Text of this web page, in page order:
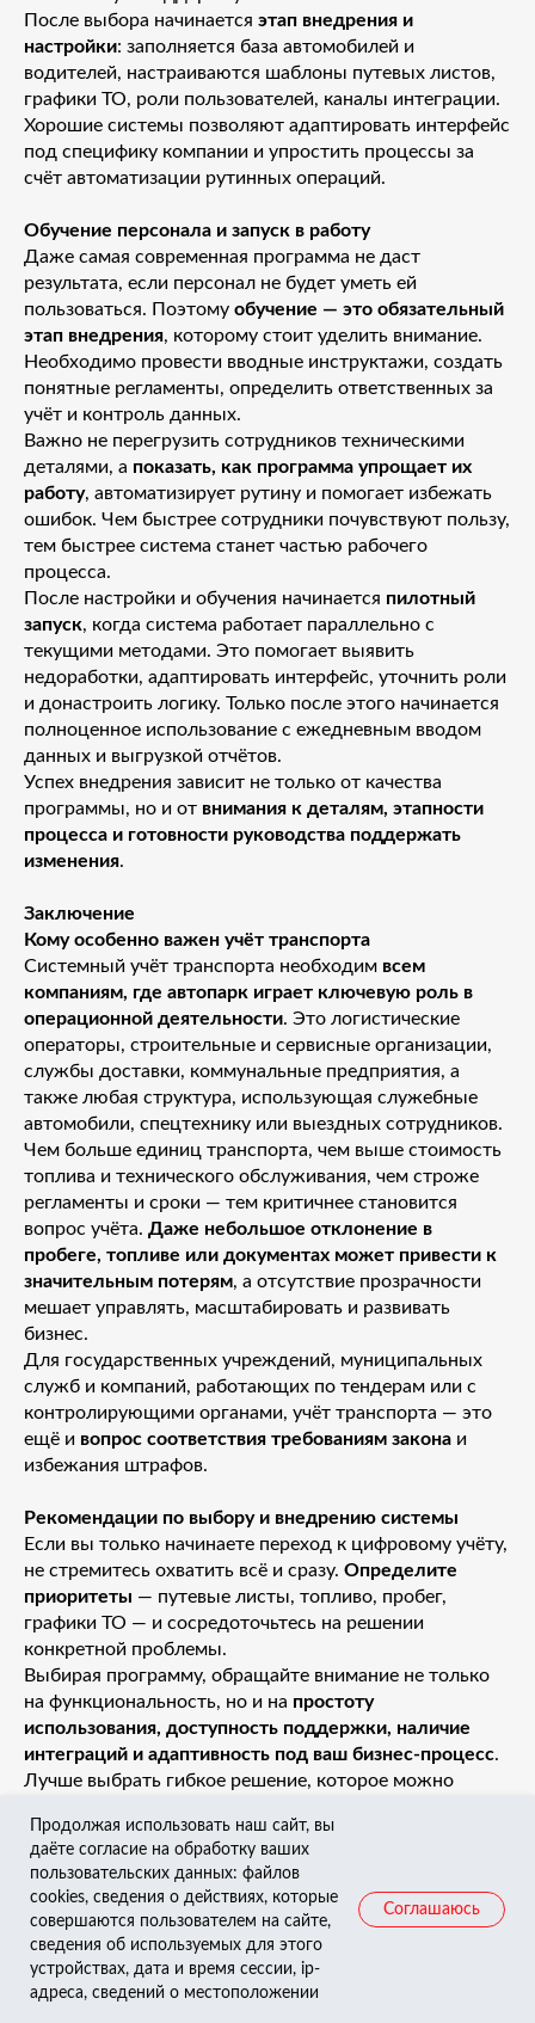
После выбора начинается этап внедрения и
настройки: заполняется база автомобилей и
водителей, настраиваются шаблоны путевых листов,
графики ТО, роли пользователей, каналы интеграции.
Хорошие системы позволяют адаптировать интерфейс
под специфику компании и упростить процессы за
счёт автоматизации рутинных операций.
Обучение персонала и запуск в работу
Даже самая современная программа не даст
результата, если персонал не будет уметь ей
пользоваться. Поэтому обучение — это обязательный
этап внедрения, которому стоит уделить внимание.
Необходимо провести вводные инструктажи, создать
понятные регламенты, определить ответственных за
учёт и контроль данных.
Важно не перегрузить сотрудников техническими
деталями, а показать, как программа упрощает их
работу, автоматизирует рутину и помогает избежать
ошибок. Чем быстрее сотрудники почувствуют пользу,
тем быстрее система станет частью рабочего
процесса.
После настройки и обучения начинается пилотный
запуск, когда система работает параллельно с
текущими методами. Это помогает выявить
недоработки, адаптировать интерфейс, уточнить роли
и донастроить логику. Только после этого начинается
полноценное использование с ежедневным вводом
данных и выгрузкой отчётов.
Успех внедрения зависит не только от качества
программы, но и от внимания к деталям, этапности
процесса и готовности руководства поддержать
изменения.
Заключение
Кому особенно важен учёт транспорта
Системный учёт транспорта необходим всем
компаниям, где автопарк играет ключевую роль в
операционной деятельности. Это логистические
операторы, строительные и сервисные организации,
службы доставки, коммунальные предприятия, а
также любая структура, использующая служебные
автомобили, спецтехнику или выездных сотрудников.
Чем больше единиц транспорта, чем выше стоимость
топлива и технического обслуживания, чем строже
регламенты и сроки — тем критичнее становится
вопрос учёта. Даже небольшое отклонение в
пробеге, топливе или документах может привести к
значительным потерям, а отсутствие прозрачности
мешает управлять, масштабировать и развивать
бизнес.
Для государственных учреждений, муниципальных
служб и компаний, работающих по тендерам или с
контролирующими органами, учёт транспорта — это
ещё и вопрос соответствия требованиям закона и
избежания штрафов.
Рекомендации по выбору и внедрению системы
Если вы только начинаете переход к цифровому учёту,
не стремитесь охватить всё и сразу. Определите
приоритеты — путевые листы, топливо, пробег,
графики ТО — и сосредоточьтесь на решении
конкретной проблемы.
Выбирая программу, обращайте внимание не только
на функциональность, но и на простоту
использования, доступность поддержки, наличие
интеграций и адаптивность под ваш бизнес-процесс.
Лучше выбрать гибкое решение, которое можно
систему, которая останется невостребованной.
Обязательнововлеките сотрудников
цели, обучите работе, дайте почувствовать выгоду от
автоматизации. И не забывайте, что успех внедрения
— это не финиш, а старт новой модели управления, где
цифры, прозрачность и контроль становятся основой
принятия решений.
Продолжая использовать наш сайт, вы
даёте согласие на обработку ваших
пользовательских данных: файлов
cookies, сведения о действиях, которые
совершаются пользователем на сайте,
сведения об используемых для этого
устройствах, дата и время сессии, ip-
адреса, сведений о местоположении
Соглашаюсь